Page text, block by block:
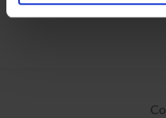
analizzare il nostro